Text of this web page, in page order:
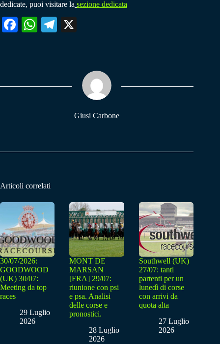
dedicate, puoi visitare la sezione dedicata
Fa W
pp
Te
m
Giusi Carbone
Articoli correlati
30/07/2026:
GOODWOOD
(UK) 30/07:
Meeting da top
races
29 Luglio
2026
MONT DE
MARSAN
[FRA] 29/07:
riunione con psi
e psa. Analisi
delle corse e
pronostici.
28 Luglio
2026
Southwell (UK)
27/07: tanti
partenti per un
lunedì di corse
con arrivi da
quota alta
27 Luglio
2026